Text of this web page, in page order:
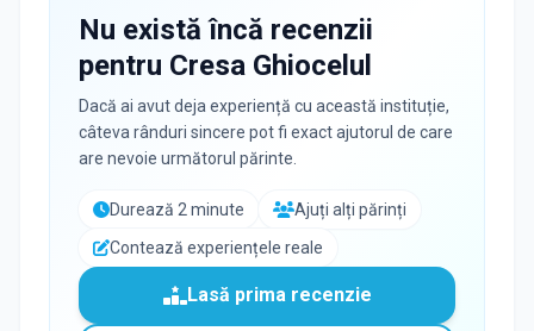
Nu există încă recenzii
pentru Cresa Ghiocelul
Dacă ai avut deja experiență cu această instituție,
câteva rânduri sincere pot fi exact ajutorul de care
are nevoie următorul părinte.
Durează 2 minute
Ajuți alți părinți
Contează experiențele reale
Lasă prima recenzie